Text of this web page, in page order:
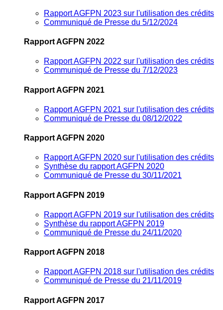
Rapport AGFPN 2023 sur l'utilisation des crédits
Communiqué de Presse du 5/12/2024
Rapport AGFPN 2022
Rapport AGFPN 2022 sur l'utilisation des crédits
Communiqué de Presse du 7/12/2023
Rapport AGFPN 2021
Rapport AGFPN 2021 sur l'utilisation des crédits
Communiqué de Presse du 08/12/2022
Rapport AGFPN 2020
Rapport AGFPN 2020 sur l'utilisation des crédits
Synthèse du rapport AGFPN 2020
Communiqué de Presse du 30/11/2021
Rapport AGFPN 2019
Rapport AGFPN 2019 sur l'utilisation des crédits
Synthèse du rapport AGFPN 2019
Communiqué de Presse du 24/11/2020
Rapport AGFPN 2018
Rapport AGFPN 2018 sur l'utilisation des crédits
Communiqué de Presse du 21/11/2019
Rapport AGFPN 2017